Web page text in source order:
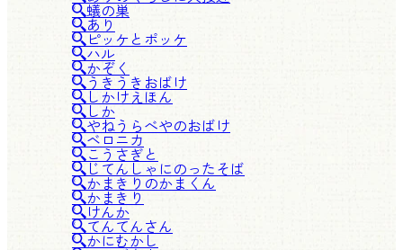
蟻の巣
あり
ピッケとポッケ
ハル
かぞく
うきうきおばけ
しかけえほん
しか
やねうらべやのおばけ
ベロニカ
こうさぎと
じてんしゃにのったそば
かまきりのかまくん
かまきり
けんか
てんてんさん
かにむかし